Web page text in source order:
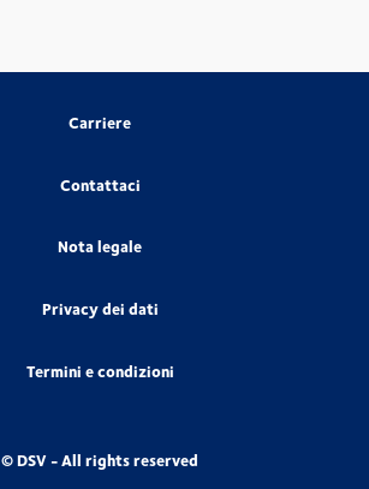
Carriere
Contattaci
Nota legale
Privacy dei dati
Termini e condizioni
© DSV - All rights reserved